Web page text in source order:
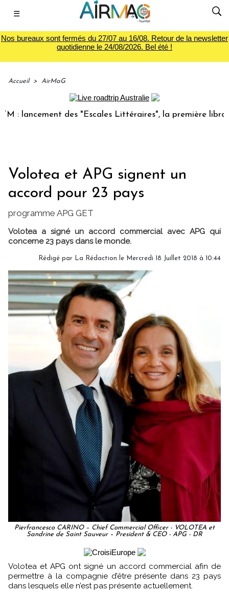
☰
Nos bureaux sont fermés du 27/07 au 16/08. Retour de la newsletter
quotidienne le 24/08/2026. Bel été !
Accueil > AirMaG
des "Escales Littéraires", la première librairie
Volotea et APG signent un
accord pour 23 pays
programme APG GET
Volotea a signé un accord commercial avec APG qui
concerne 23 pays dans le monde.
Rédigé par La Rédaction le Mercredi 18 Juillet 2018 à 10:44
Pierfrancesco CARINO – Chief Commercial Officer - VOLOTEA et
Sandrine de Saint Sauveur – President & CEO - APG - DR
Volotea et APG ont signé un accord commercial afin de
permettre à la compagnie d’être présente dans 23 pays
dans lesquels elle n’est pas présente actuellement.